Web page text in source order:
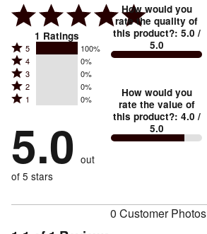
1 Ratings
Rated
5
stars
by
of
reviewers
5 100%
Rated
4
stars
by
of
reviewers
4 0%
Rated
3
stars
0%
of
reviewers
3 0%
Rated
2
by
0%
of
reviewers
2 0%
Rated
stars
by
0%
of
1 0%
5.0 out
of 5 stars
How would you
rate the quality of
this product?: 5.0 /
5.0
How would you
rate the value of
this product?: 4.0 /
5.0
0 Customer Photos